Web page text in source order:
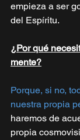
empieza a ser
del Espíritu.
¿Por qué
mente?
Porque, si no,
nuestra propia
haremos de
propia